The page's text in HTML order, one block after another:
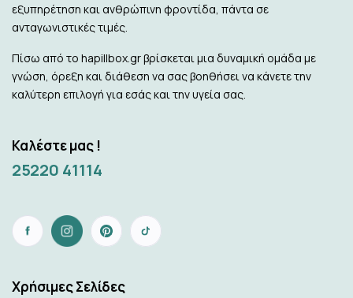
εξυπηρέτηση και ανθρώπινη φροντίδα, πάντα σε
ανταγωνιστικές τιμές.
Πίσω από το hapillbox.gr βρίσκεται μια δυναμική ομάδα με
γνώση, όρεξη και διάθεση να σας βοηθήσει να κάνετε την
καλύτερη επιλογή για εσάς και την υγεία σας.
Καλέστε μας !
25220 41114
Xρήσιμες Σελίδες